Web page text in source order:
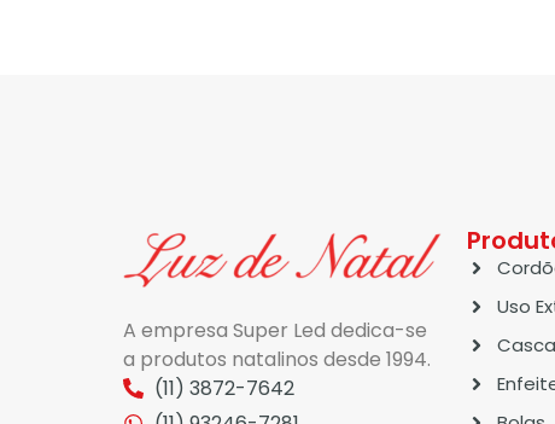
A empresa Super Led dedica-se
a produtos natalinos desde 1994.
(11) 3872-7642
Uso